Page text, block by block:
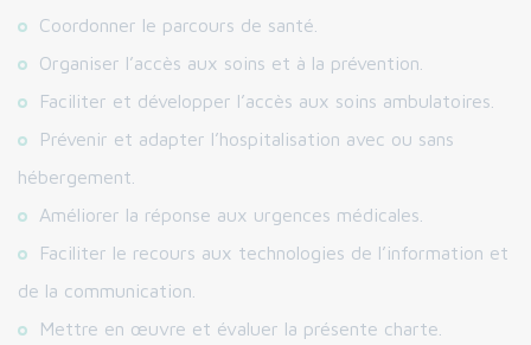
Coordonner le parcours de santé.
Organiser l’accès aux soins et à la prévention.
Faciliter et développer l’accès aux soins ambulatoires.
Prévenir et adapter l’hospitalisation avec ou sans
hébergement.
Améliorer la réponse aux urgences médicales.
Faciliter le recours aux technologies de l’information et
de la communication.
Mettre en œuvre et évaluer la présente charte.